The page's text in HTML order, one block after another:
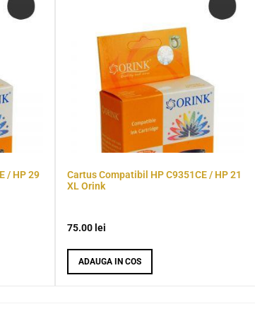
/ HP 29
Cartus Compatibil HP C9351CE / HP 21
XL Orink
75.00 lei
ADAUGA IN COS